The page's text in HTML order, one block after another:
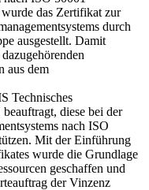
das Zertifikat zur
durch
ausgestellt. Damit
aus dem
Technisches
diese bei der
nach ISO
Mit der Einführung
wurde die Grundlage
geschaffen und
der Vinzenz